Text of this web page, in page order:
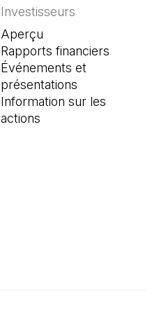
Investisseurs
Aperçu
Rapports financiers
Événements et
présentations
Information sur les
actions